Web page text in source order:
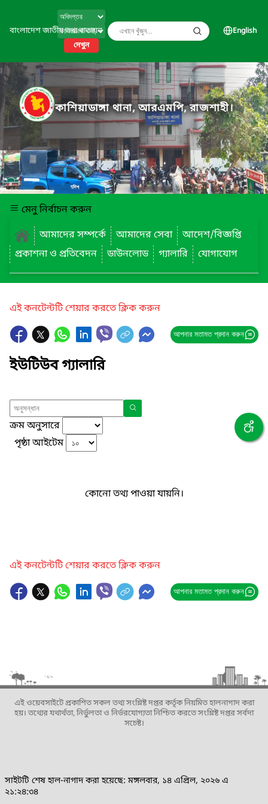
বাংলাদেশ জাতীয় তথ্য বাতায়ন
দেখুন
English
কাশিয়াডাঙ্গা থানা, আরএমপি, রাজশাহী।
মেনু নির্বাচন করুন
আমাদের সম্পর্কে
আমাদের সেবা
আদেশ/বিজ্ঞপ্তি
প্রকাশনা ও প্রতিবেদন
ডাউনলোড গ্যালারি যোগাযোগ
এই কনটেন্টটি শেয়ার করতে ক্লিক করুন
আপনার মতামত প্রদান করুন
ইউটিউব গ্যালারি
ক্রম অনুসারে
পৃষ্ঠা আইটেম
কোনো তথ্য পাওয়া যায়নি।
এই কনটেন্টটি শেয়ার করতে ক্লিক করুন
আপনার মতামত প্রদান করুন
এই ওয়েবসাইটে প্রকাশিত সকল তথ্য সংশ্লিষ্ট দপ্তর কর্তৃক নিয়মিত হালনাগাদ করা
হয়। তথ্যের যথার্থতা, নির্ভুলতা ও নির্ভরযোগ্যতা নিশ্চিত করতে সংশ্লিষ্ট দপ্তর সর্বদা
সচেষ্ট।
সাইটটি শেষ হাল-নাগাদ করা হয়েছে: মঙ্গলবার, ১৪ এপ্রিল, ২০২৬ এ
২১:২৪:৩৪